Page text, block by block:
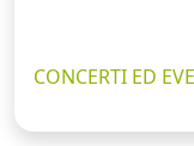
CONCERTI ED